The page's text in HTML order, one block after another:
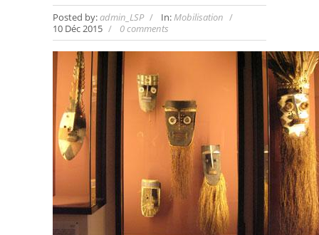
Posted by:admin_LSP In:Mobilisation
10 Déc 2015
0 comments